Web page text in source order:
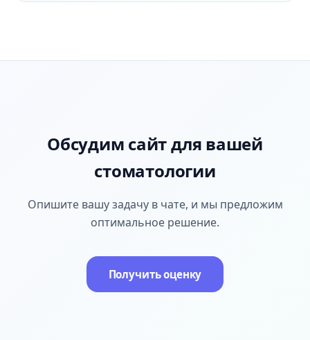
Обсудим сайт для вашей
стоматологии
Опишите вашу задачу в чате, и мы предложим
оптимальное решение.
Получить оценку